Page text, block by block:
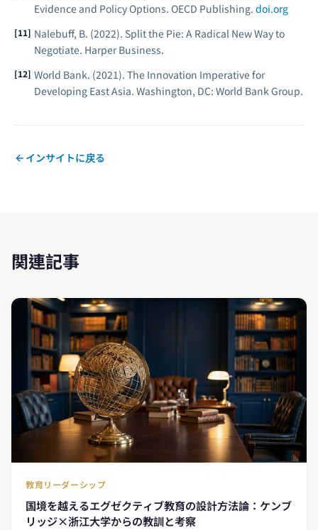
Evidence and Policy Options. OECD Publishing. doi.org
Nalebuff, B. (2022). Split the Pie: A Radical New Way to
Negotiate. Harper Business.
World Bank. (2021). The Innovation Imperative for
Developing East Asia. Washington, DC: World Bank Group.
インサイトに戻る
関連記事
教育リーダーシップ
国境を越えるエグゼクティブ教育の設計方法論：ケンブ
リッジ×浙江大学からの教訓と考察